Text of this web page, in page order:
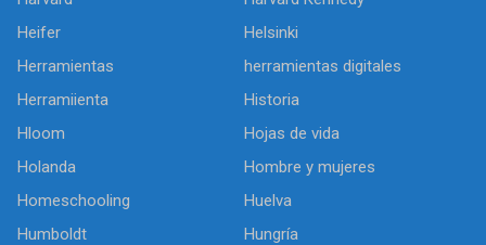
Heifer
Helsinki
Herramientas
herramientas digitales
Herramiienta
Historia
Hloom
Hojas de vida
Holanda
Hombre y mujeres
Homeschooling
Huelva
Humboldt
Hungría